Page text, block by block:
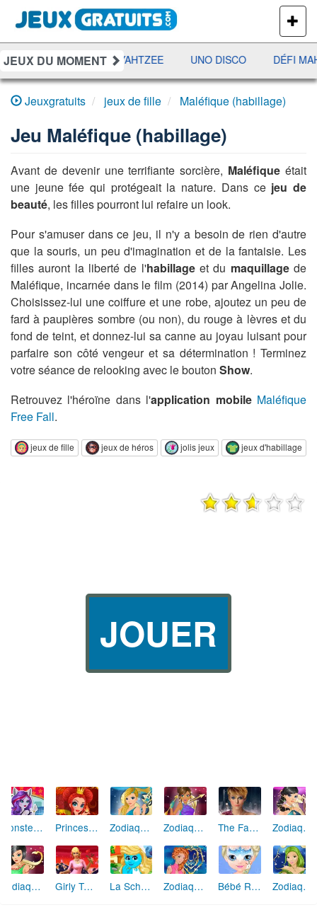
PLUS
DE
JEUX
JEUX DU MOMENT
RAMI JETX YAHTZEE UNO DISCO DÉFI
Jeuxgratuits jeux de fille Maléfique (habillage)
Jeu Maléfique (habillage)
Avant de devenir une terrifiante sorcière, Maléfique était
une jeune fée qui protégeait la nature. Dans ce jeu de
beauté, les filles pourront lui refaire un look.
Pour s'amuser dans ce jeu, il n'y a besoin de rien d'autre
que la souris, un peu d'imagination et de la fantaisie. Les
filles auront la liberté de l'habillageet du maquillagede
Maléfique, incarnée dans le film (2014) par Angelina Jolie.
Choisissez-lui une coiffure et une robe, ajoutez un peu de
fard à paupières sombre (ou non), du rouge à lèvres et du
fond de teint, et donnez-lui sa canne au joyau luisant pour
parfaire son côté vengeur et sa détermination ! Terminez
votre séance de relooking avec le bouton Show.
Retrouvez l'héroïne dans l'application mobile Maléfique
Free Fall.
jeux de fille jeux de héros jolis jeux jeux d'habillage
JOUER
Monster High : Catrine DeMew (beauté) Princesse du Feu Zodiaque Maquillage : Poisson Zodiaque Maquillage : Sagittaire The Fame Keira Knightley Zodiaque Maquillage : Verseau
Zodiaque Maquillage : Scorpion Girly Tendances 3D La Schtroumpfette Habillage et Maquillage Zodiaque Maquillage : Lion Bébé Reine des Neiges : maquillages fantastiques Zodiaque Maquillage : Gémeaux